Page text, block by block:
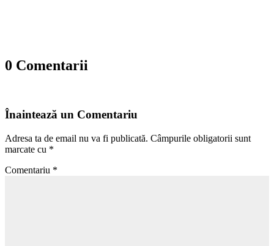
0 Comentarii
Înaintează un Comentariu
Adresa ta de email nu va fi publicată. Câmpurile obligatorii sunt
marcate cu *
Comentariu *